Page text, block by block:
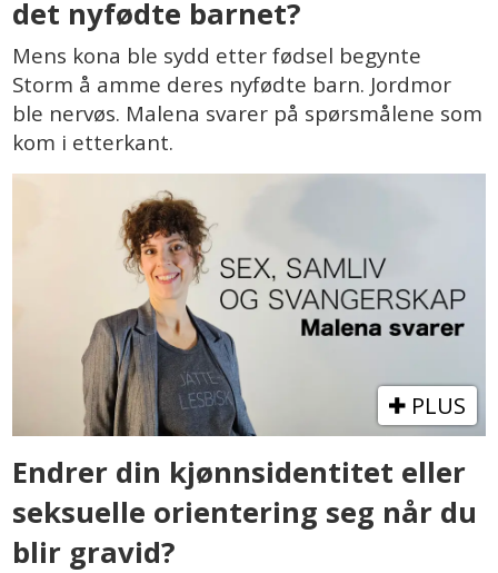
det nyfødte barnet?
Mens kona ble sydd etter fødsel begynte
Storm å amme deres nyfødte barn. Jordmor
ble nervøs. Malena svarer på spørsmålene som
kom i etterkant.
PLUS
Endrer din kjønnsidentitet eller
seksuelle orientering seg når du
blir gravid?